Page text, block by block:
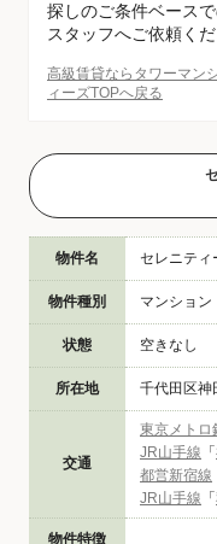
探しのご条件ベース
スタッフへご依頼くだ
高級賃貸ならタワーマン
ィーズTOPへ戻る
物件名 セレニティ
物件種別 マンション
状態 空きなし
所在地 千代田区神
交通
東京メトロ
JR山手線 「
都営新宿線
JR山手線 「
物件特徴